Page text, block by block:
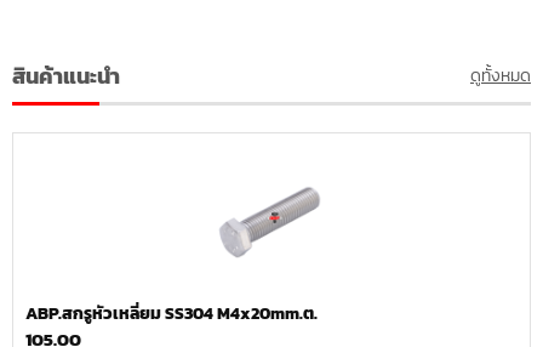
สินค้าแนะนำ ดูทั้งหมด
ABP.สกรูหัวเหลี่ยม SS304 M4x20mm.ต.
105.00